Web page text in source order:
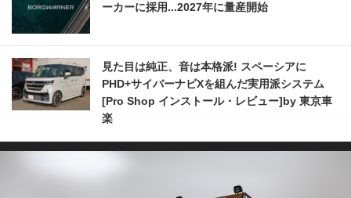
ーカーに採用...2027年に量産開始
見た目は純正、音は本格派! スペーシアに
PHD+サイバーナビXを組んだ実用派システム
[Pro Shop インストール・レビュー]by 東京車
楽